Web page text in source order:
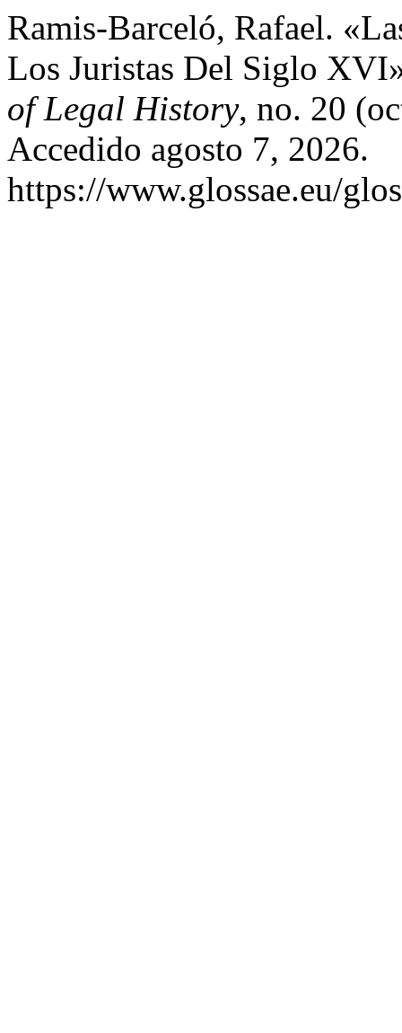
Ramis-Barceló, Rafael.
Los Juristas Del Siglo
of Legal History, no. 20
Accedido agosto 7, 2026.
https://www.glossae.eu/